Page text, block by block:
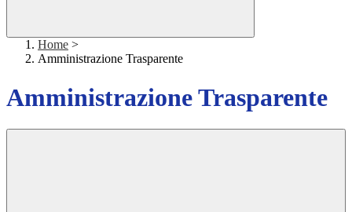
Home >
Amministrazione Trasparente
Amministrazione Trasparente